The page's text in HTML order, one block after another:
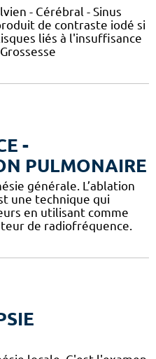
- Cérébral - Sinus
de contraste iodé si
liés à l'insuffisance
-
PULMONAIRE
générale. L’ablation
une technique qui
en utilisant comme
de radiofréquence.